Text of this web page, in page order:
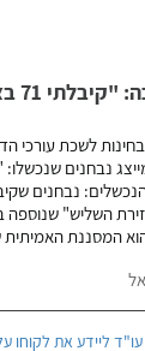
לשכת עורכי
נבחנים
נבחנים
"גזירת השליש"
המסננת